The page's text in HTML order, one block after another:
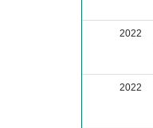
2022
2022